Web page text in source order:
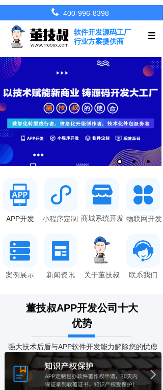
400-996-8398
软件开发源码工厂
行业方案提供商
商城系统开发 物联网开发
小程序定制
APP开发
案例展示 关于董技叔 联系我们
新闻资讯
董技叔APP开发公司 十大
优势
为您保驾护航
强大技术后盾与APP软件开发能力解除您的忧虑
一手源码工厂 知识产权保护
软件开发源码定制工厂，去中间商降
低成本提高软件开发需求沟通效率！APP定制